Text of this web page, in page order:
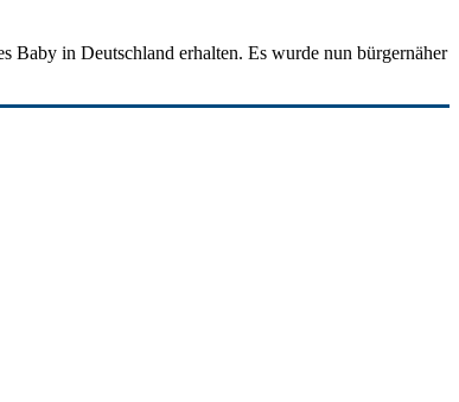
Baby in Deutschland erhalten. Es wurde nun bürgernäher